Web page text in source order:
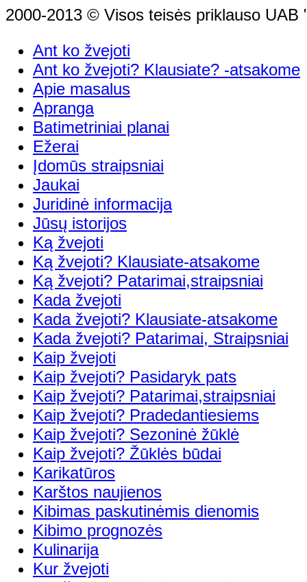
2000-2013 © Visos teisės priklauso UAB
Ant ko žvejoti
Ant ko žvejoti? Klausiate? -atsakome
Apie masalus
Apranga
Batimetriniai planai
Ežerai
Įdomūs straipsniai
Jaukai
Juridinė informacija
Jūsų istorijos
Ką žvejoti
Ką žvejoti? Klausiate-atsakome
Ką žvejoti? Patarimai,straipsniai
Kada žvejoti
Kada žvejoti? Klausiate-atsakome
Kada žvejoti? Patarimai, Straipsniai
Kaip žvejoti
Kaip žvejoti? Pasidaryk pats
Kaip žvejoti? Patarimai,straipsniai
Kaip žvejoti? Pradedantiesiems
Kaip žvejoti? Sezoninė žūklė
Kaip žvejoti? Žūklės būdai
Karikatūros
Karštos naujienos
Kibimas paskutinėmis dienomis
Kibimo prognozės
Kulinarija
Kur žvejoti